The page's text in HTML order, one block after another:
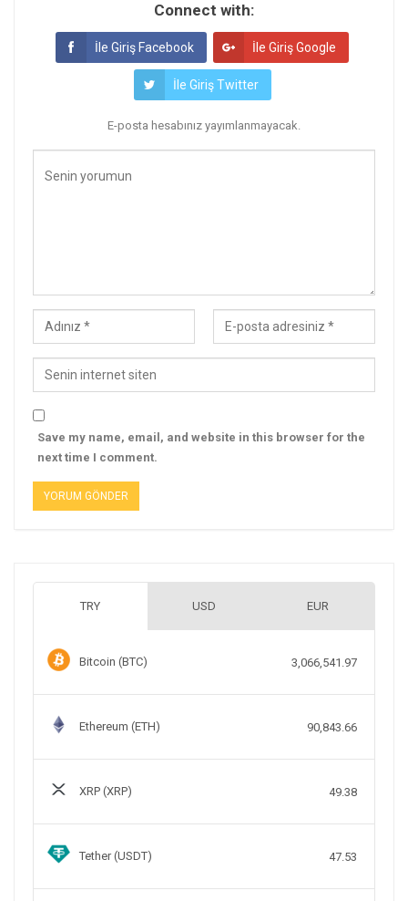
Connect with:
İle Giriş Facebook İle Giriş Google
İle Giriş Twitter
E-posta hesabınız yayımlanmayacak.
Save my name, email, and website in this browser for the
next time I comment.
TRY USD EUR
Bitcoin (BTC) 3,066,541.97
Ethereum (ETH) 90,843.66
XRP (XRP) 49.38
Tether (USDT) 47.53